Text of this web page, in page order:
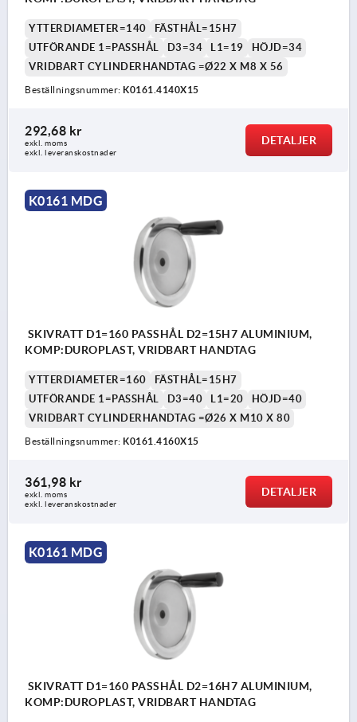
YTTERDIAMETER=140
FÄSTHÅL=15H7
UTFÖRANDE 1=PASSHÅL
D3=34 L1=19
HÖJD=34
VRIDBART CYLINDERHANDTAG =Ø22 X M8 X 56
Beställningsnummer: K0161.4140X15
292,68 kr
exkl. moms
exkl. leveranskostnader
DETALJER
K0161 MDG
SKIVRATT D1=160 PASSHÅL D2=15H7 ALUMINIUM,
KOMP:DUROPLAST, VRIDBART HANDTAG
YTTERDIAMETER=160
FÄSTHÅL=15H7
UTFÖRANDE 1=PASSHÅL
D3=40 L1=20
HÖJD=40
VRIDBART CYLINDERHANDTAG =Ø26 X M10 X 80
Beställningsnummer: K0161.4160X15
361,98 kr
exkl. moms
exkl. leveranskostnader
DETALJER
K0161 MDG
SKIVRATT D1=160 PASSHÅL D2=16H7 ALUMINIUM,
KOMP:DUROPLAST, VRIDBART HANDTAG